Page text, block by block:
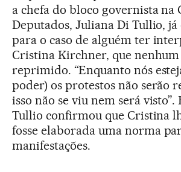
a chefa do bloco governista na
Deputados, Juliana Di Tullio, já
para o caso de alguém ter
Cristina Kirchner, que
reprimido. “Enquanto nós
poder) os protestos não serão
isso não se viu nem será
Tullio confirmou que Cristina
fosse elaborada uma norma
manifestações.